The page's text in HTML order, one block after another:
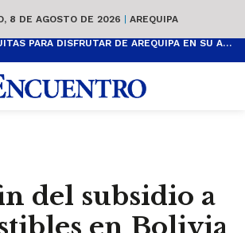
8 DE AGOSTO DE 2026 | AREQUIPA
ACTIVIDADES GRATUITAS PARA DISFRUTAR DE AREQUIPA EN SU ANIVERSARIO
del subsidio a